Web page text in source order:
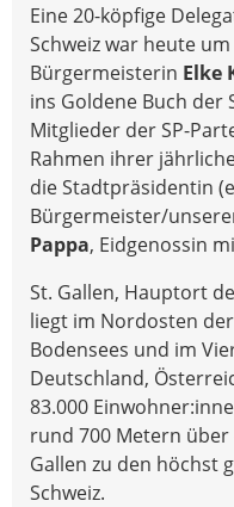
Eine 20-köpfige
Schweiz war heute
Bürgermeisterin Elke
ins Goldene Buch der
Mitglieder der SP-
Rahmen ihrer
die Stadtpräsidentin
Bürgermeister/
Pappa, Eidgenossin
St. Gallen, Hauptort
liegt im Nordosten
Bodensees und im
Deutschland,
83.000
rund 700 Metern
Gallen zu den höchst
Schweiz.